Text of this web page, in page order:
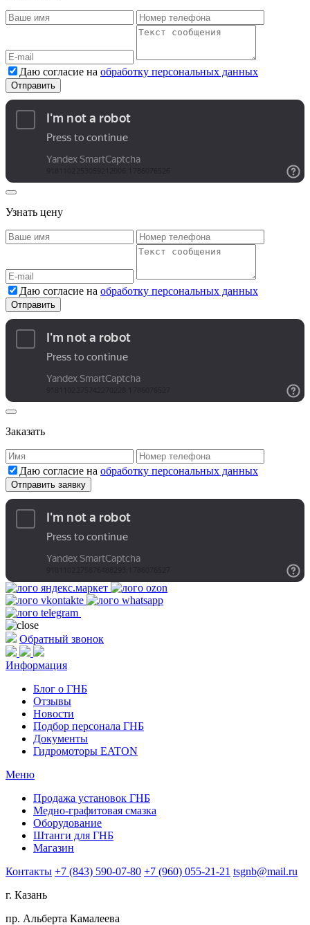
Даю согласие на обработку персональных данных
Узнать цену
Даю согласие на обработку персональных данных
Заказать
Даю согласие на обработку персональных данных
Обратный звонок
Информация
Блог о ГНБ
Отзывы
Новости
Подбор персонала ГНБ
Документы
Гидромоторы EATON
Меню
Продажа установок ГНБ
Медно-графитовая смазка
Оборудование
Штанги для ГНБ
Магазин
Контакты +7 (843) 590-07-80 +7 (960) 055-21-21 tsgnb@mail.ru
г. Казань
пр. Альберта Камалеева